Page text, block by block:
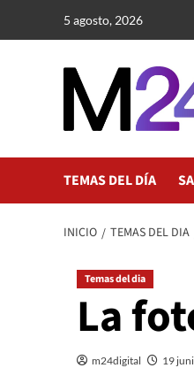
5 agosto, 2026
TEMAS DEL DÍA
INICIO TEMAS DEL DIA
Temas del dia
La
m24digital 19